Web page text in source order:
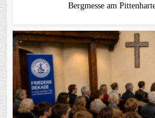
Bergmesse am